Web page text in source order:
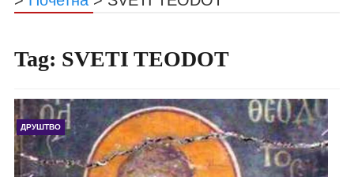
Tag: SVETI TEODOT
ДРУШТВО